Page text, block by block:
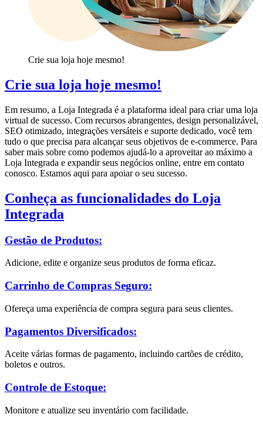
Crie sua loja hoje mesmo!
Crie sua loja hoje mesmo!
Em resumo, a Loja Integrada é a plataforma ideal para criar uma loja
virtual de sucesso. Com recursos abrangentes, design personalizável,
SEO otimizado, integrações versáteis e suporte dedicado, você tem
tudo o que precisa para alcançar seus objetivos de e-commerce. Para
saber mais sobre como podemos ajudá-lo a aproveitar ao máximo a
Loja Integrada e expandir seus negócios online, entre em contato
conosco. Estamos aqui para apoiar o seu sucesso.
Conheça as funcionalidades do Loja
Integrada
Gestão de Produtos:
Adicione, edite e organize seus produtos de forma eficaz.
Carrinho de Compras Seguro:
Ofereça uma experiência de compra segura para seus clientes.
Pagamentos Diversificados:
Aceite várias formas de pagamento, incluindo cartões de crédito,
boletos e outros.
Controle de Estoque:
Monitore e atualize seu inventário com facilidade.